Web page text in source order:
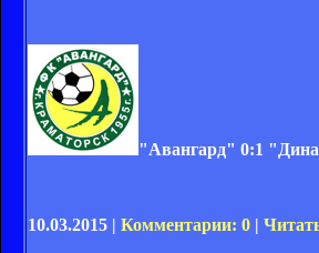
"Авангард" 0:1
10.03.2015 | Комментарии: 0 |